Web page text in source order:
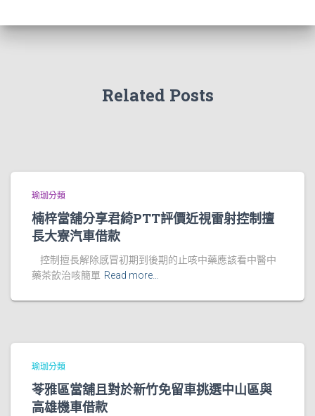
Related Posts
瑜珈分類
楠梓當舖分享君綺PTT評價近視雷射控制擅
長大寮汽車借款
控制擅長解除感冒初期到後期的止咳中藥應該看中醫中
藥茶飲治咳簡單 Read more…
瑜珈分類
苓雅區當舖且對於新竹免留車挑選中山區與
高雄機車借款